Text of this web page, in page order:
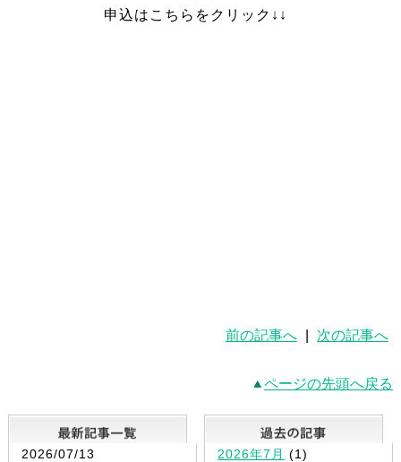
申込はこちらをクリック↓↓
前の記事へ 次の記事へ
ページの先頭へ戻る
最新記事一覧
2026/07/13
2026年7月 (1)